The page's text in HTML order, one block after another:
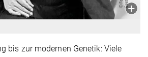
bis zur modernen Genetik: Viele